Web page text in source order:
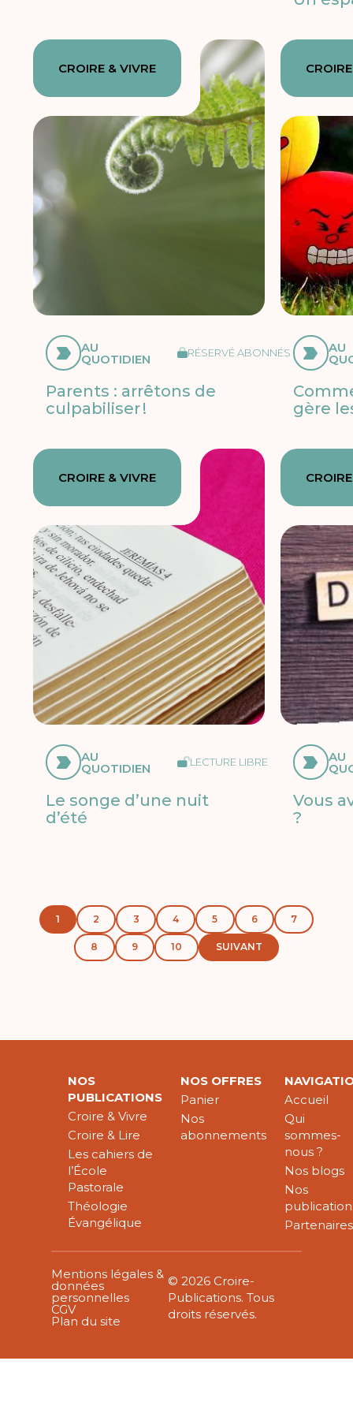
CROIRE & VIVRE
AU
QUOTIDIEN RÉSERVÉ ABONNÉS
Parents : arrêtons de
culpabiliser !
AU
gère
CROIRE & VIVRE
AU
QUOTIDIEN LECTURE LIBRE
Le songe d’une nuit
d’été
AU
Vous
?
1 2 3 4 5 6 7
8 9 10 SUIVANT
NOS
PUBLICATIONS
Croire & Vivre
Croire & Lire
Les cahiers de
l’École
Pastorale
Théologie
Évangélique
NOS OFFRES
Panier
Nos
abonnements
Accueil
Qui
sommes-
nous ?
Nos blogs
Nos
Partenaires
Mentions légales &
données
personnelles
CGV
Plan du site
© 2026 Croire-
Publications. Tous
droits réservés.